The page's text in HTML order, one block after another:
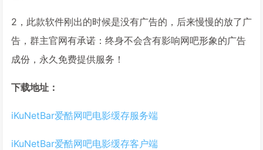
2，此款软件刚出的时候是没有广告的，后来慢慢的放了广
告，群主官网有承诺：终身不会含有影响网吧形象的广告
成份，永久免费提供服务！
下载地址：
iKuNetBar爱酷网吧电影缓存服务端
iKuNetBar爱酷网吧电影缓存客户端